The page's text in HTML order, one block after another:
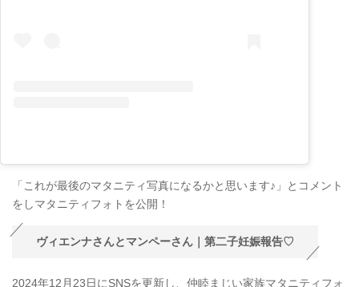
「これが最後のマタニティ写真になるかと思います♪」とコメント
をしマタニティフォトを公開！
ヴィエンナさんとマンペーさん｜第二子妊娠報告♡
2024年12月23日にSNSを更新し、仲睦まじい家族マタニティフォ